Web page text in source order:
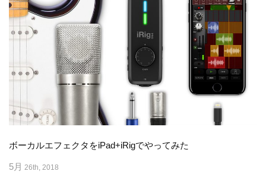
ボーカルエフェクタをiPad+iRigでやってみた
5月 26th, 2018